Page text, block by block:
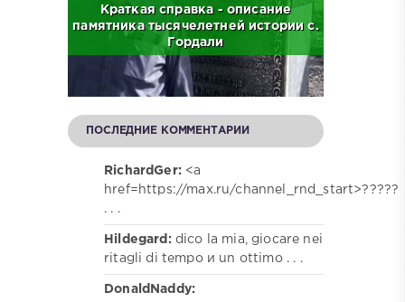
Краткая справка - описание
памятника тысячелетней истории с.
Гордали
ПОСЛЕДНИЕ КОММЕНТАРИИ
RichardGer: <a
href=https://max.ru/channel_rnd_start>?????
. . .
Hildegard: dico la mia, giocare nei
ritagli di tempo и un ottimo . . .
DonaldNaddy: